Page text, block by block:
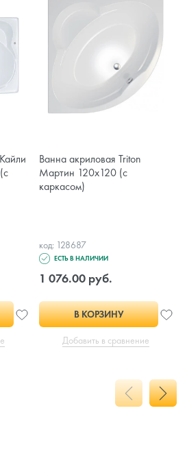
Ванна акриловая Triton
Мартин 120x120 (с
каркасом)
код: 128687
ЕСТЬ В НАЛИЧИИ
1 076.00 руб.
В КОРЗИНУ
Добавить в сравнение